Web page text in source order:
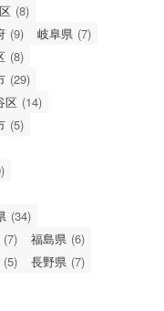
(8)
(9) 岐阜県 (7)
(8)
(29)
区 (14)
(5)
(34)
(7) 福島県 (6)
(5) 長野県 (7)